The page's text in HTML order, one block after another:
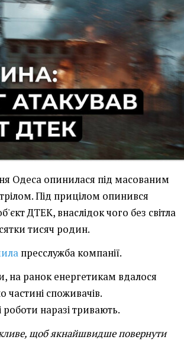
Одеса опинилася під масованим
Під прицілом опинився
ДТЕК, внаслідок чого без світла
тисяч родин.
пресслужба компанії.
на ранок енергетикам вдалося
частині споживачів.
роботи наразі тривають.
щоб якнайшвидше повернути